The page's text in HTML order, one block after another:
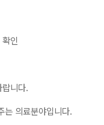
인
니다.
는 의료분야입니다.